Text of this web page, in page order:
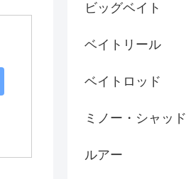
ビッグベイト
ベイトリール
ベイトロッド
ミノー・シャッド
ルアー